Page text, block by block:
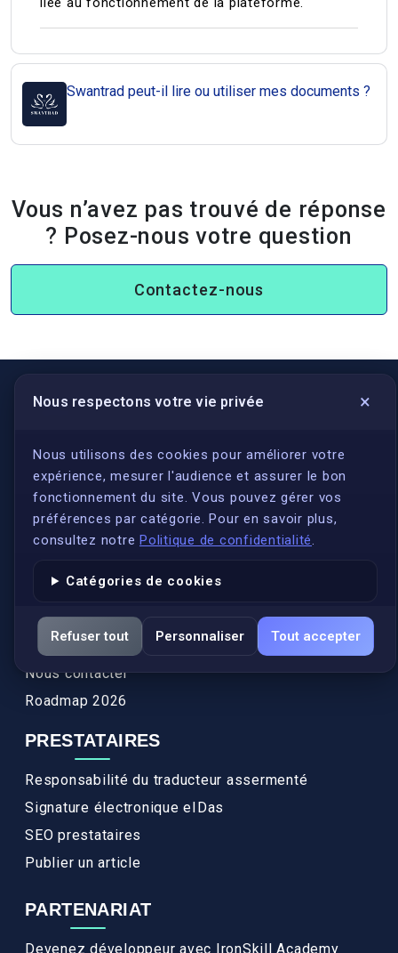
Swantrad peut-il lire ou utiliser mes documents ?
Vous n’avez pas trouvé de réponse
? Posez-nous votre question
Contactez-nous
Nous respectons votre vie privée ×
Nous utilisons des cookies pour améliorer votre
expérience, mesurer l'audience et assurer le bon
fonctionnement du site. Vous pouvez gérer vos
préférences par catégorie. Pour en savoir plus,
consultez notre Politique de confidentialité.
Catégories de cookies
Refuser tout Personnaliser Tout accepter
LIENS UTILES
S'inscrire
Qui sommes-nous ?
Conformité
Annuaires des traducteurs assermentés
Actualités
Services
FAQ
Nous contacter
Roadmap 2026
PRESTATAIRES
Responsabilité du traducteur assermenté
Signature électronique eIDas
SEO prestataires
Publier un article
PARTENARIAT
Devenez développeur avec IronSkill Academy